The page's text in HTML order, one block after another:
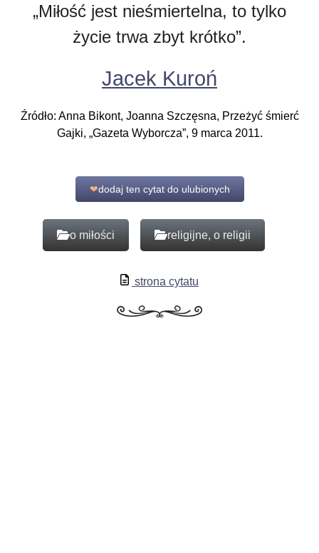
„Miłość jest nieśmiertelna, to tylko
życie trwa zbyt krótko”.
Jacek Kuroń
Źródło: Anna Bikont, Joanna Szczęsna, Przeżyć śmierć
Gajki, „Gazeta Wyborcza”, 9 marca 2011.
❤dodaj ten cytat do ulubionych
o miłości religijne, o religii
strona cytatu